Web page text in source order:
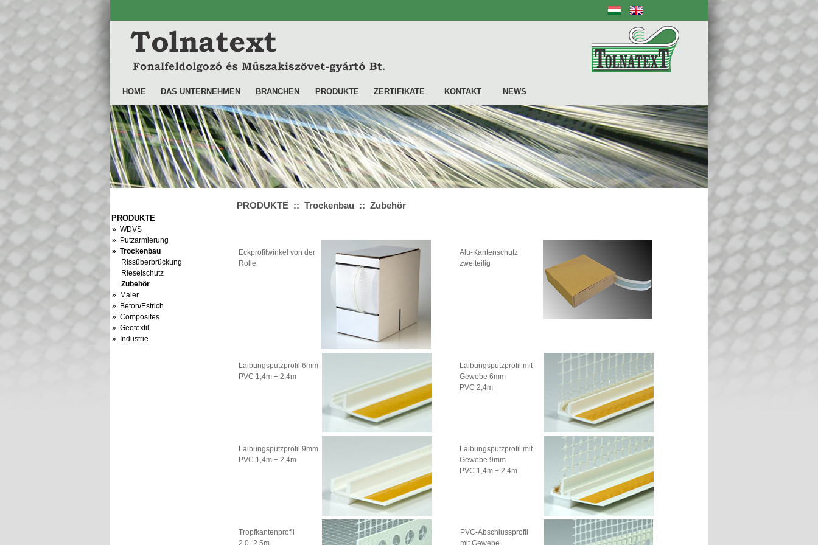
HOME DAS UNTERNEHMEN BRANCHEN PRODUKTE ZERTIFIKATE KONTAKT NEWS
PRODUKTE
» WDVS
» Putzarmierung
» Trockenbau
Rissüberbrückung
Rieselschutz
Zubehör
» Maler
» Beton/Estrich
» Composites
» Geotextil
» Industrie
PRODUKTE :: Trockenbau :: Zubehör
Eckprofilwinkel von der
Rolle
Alu-Kantenschutz
zweiteilig
Laibungsputzprofil 6mm
PVC 1,4m + 2,4m
Laibungsputzprofil mit
Gewebe 6mm
PVC 2,4m
Laibungsputzprofil 9mm
PVC 1,4m + 2,4m
Laibungsputzprofil mit
Gewebe 9mm
PVC 1,4m + 2,4m
Tropfkantenprofil
2,0+2,5m
PVC-Abschlussprofil
mit Gewebe